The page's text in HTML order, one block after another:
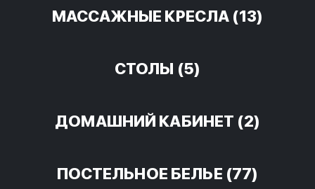
МАССАЖНЫЕ КРЕСЛА (13)
СТОЛЫ (5)
ДОМАШНИЙ КАБИНЕТ (2)
ПОСТЕЛЬНОЕ БЕЛЬЕ (77)